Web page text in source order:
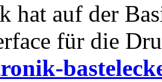
hat auf der
für die